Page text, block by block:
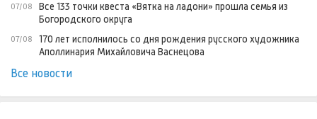
07/08
Все 133 точки квеста «Вятка на ладони» прошла семья из
Богородского округа
07/08
170 лет исполнилось со дня рождения русского художника
Аполлинария Михайловича Васнецова
Все новости